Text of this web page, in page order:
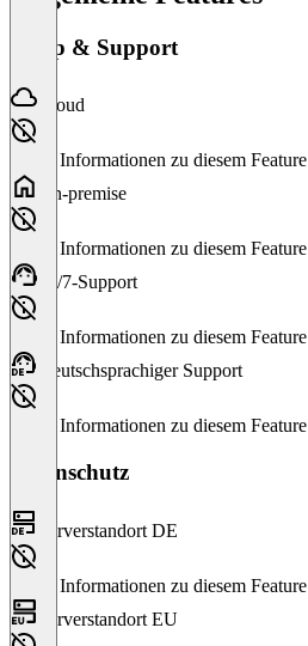
Setup & Support
Cloud
Keine Informationen zu diesem Feature
On-premise
Keine Informationen zu diesem Feature
24/7-Support
Keine Informationen zu diesem Feature
Deutschsprachiger Support
Keine Informationen zu diesem Feature
Datenschutz
Serverstandort DE
Keine Informationen zu diesem Feature
Serverstandort EU